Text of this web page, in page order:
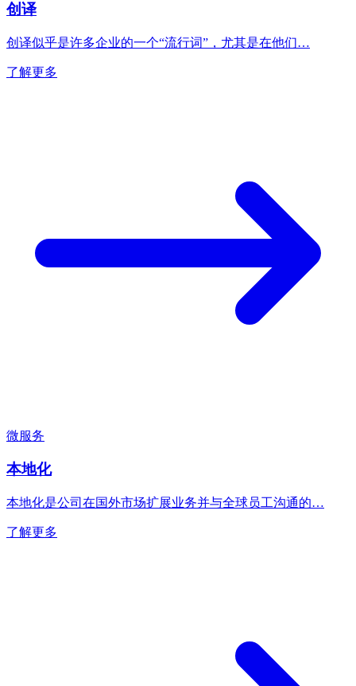
创译
创译似乎是许多企业的一个“流行词”，尤其是在他们…
了解更多
微服务
本地化
本地化是公司在国外市场扩展业务并与全球员工沟通的…
了解更多